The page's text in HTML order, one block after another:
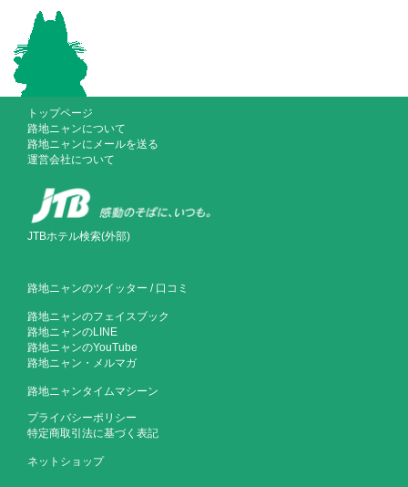
トップページ
路地ニャンについて
路地ニャンにメールを送る
運営会社について
JTBホテル検索(外部)
路地ニャンのツイッター / 口コミ
路地ニャンのフェイスブック
路地ニャンのLINE
路地ニャンのYouTube
路地ニャン・メルマガ
路地ニャンタイムマシーン
プライバシーポリシー
特定商取引法に基づく表記
ネットショップ